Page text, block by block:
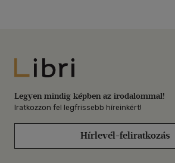
Libri
Legyen mindig képben az irodalommal!
Iratkozzon fel legfrissebb híreinkért!
Hírlevél-feliratkozás